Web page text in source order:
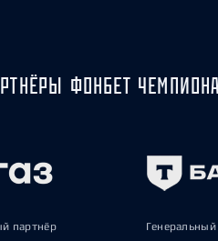
ФОНБЕТ
партнёр